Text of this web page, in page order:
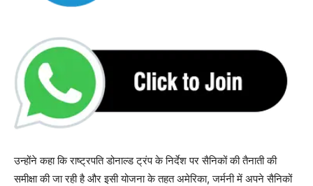
उन्होंने कहा कि राष्ट्रपति डोनाल्ड ट्रंप के निर्देश पर सैनिकों की तैनाती की
समीक्षा की जा रही है और इसी योजना के तहत अमेरिका, जर्मनी में अपने सैनिकों